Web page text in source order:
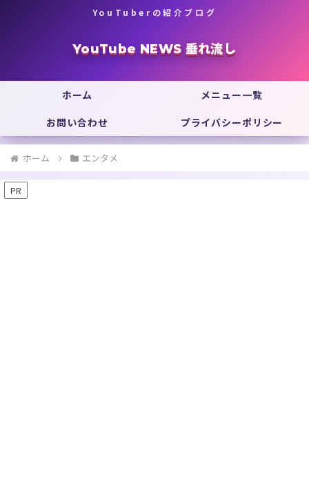
YouTuberの紹介ブログ
YouTube NEWS 垂れ流し
ホーム
メニュー一覧
お問い合わせ
プライバシーポリシー
ホーム エンタメ
PR